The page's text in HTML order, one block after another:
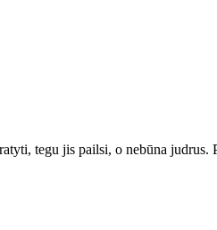
tegu jis pailsi, o nebūna judrus.